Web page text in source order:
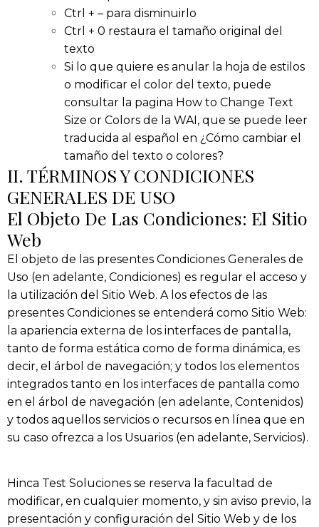
Ctrl + – para disminuirlo
Ctrl + 0 restaura el tamaño original del
texto
Si lo que quiere es anular la hoja de estilos
o modificar el color del texto, puede
consultar la pagina How to Change Text
Size or Colors de la WAI, que se puede leer
traducida al español en ¿Cómo cambiar el
tamaño del texto o colores?
II. TÉRMINOS Y CONDICIONES
GENERALES DE USO
El Objeto De Las Condiciones: El Sitio
Web
El objeto de las presentes Condiciones Generales de
Uso (en adelante, Condiciones) es regular el acceso y
la utilización del Sitio Web. A los efectos de las
presentes Condiciones se entenderá como Sitio Web:
la apariencia externa de los interfaces de pantalla,
tanto de forma estática como de forma dinámica, es
decir, el árbol de navegación; y todos los elementos
integrados tanto en los interfaces de pantalla como
en el árbol de navegación (en adelante, Contenidos)
y todos aquellos servicios o recursos en línea que en
su caso ofrezca a los Usuarios (en adelante, Servicios).
Hinca Test Soluciones se reserva la facultad de
modificar, en cualquier momento, y sin aviso previo, la
presentación y configuración del Sitio Web y de los